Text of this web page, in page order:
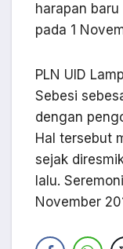
harapan
pada 1
PLN UID
Sebesi
dengan
Hal tersebut
sejak
lalu.
November